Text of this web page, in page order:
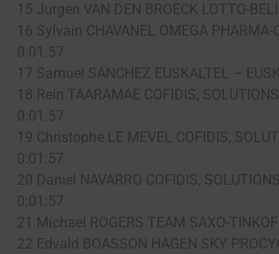
15 Jurgen VAN DEN BROECK LOTTO-
16 Sylvain CHAVANEL OMEGA PHARMA-
0:01:57
17 Samuel SANCHEZ EUSKALTEL –
18 Rein TAARAMAE COFIDIS,
0:01:57
19 Christophe LE MEVEL COFIDIS,
0:01:57
20 Daniel NAVARRO COFIDIS,
0:01:57
21 Michael ROGERS TEAM SAXO-
22 Edvald BOASSON HAGEN SKY